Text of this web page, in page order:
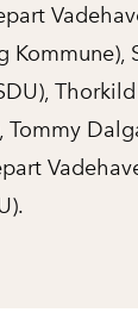
Kommune),